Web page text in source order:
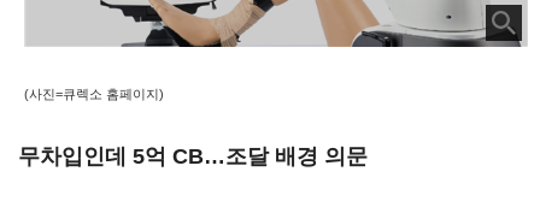
(사진=큐렉소 홈페이지)
무차입인데 5억 CB…조달 배경 의문